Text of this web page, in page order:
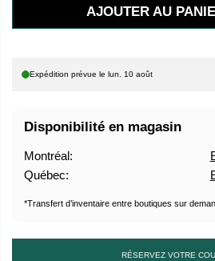
X
AJOUTER AU
Expédition prévue le lun. 10 août
Disponibilité en magasin
Montréal:
Québec:
*Transfert d’inventaire entre boutiques sur
RÉSERVEZ VOTRE